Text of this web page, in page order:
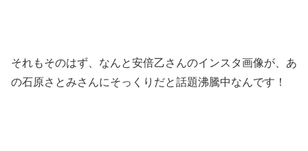
それもそのはず、なんと安倍乙さんのインスタ画像が、あ
の石原さとみさんにそっくりだと話題沸騰中なんです！